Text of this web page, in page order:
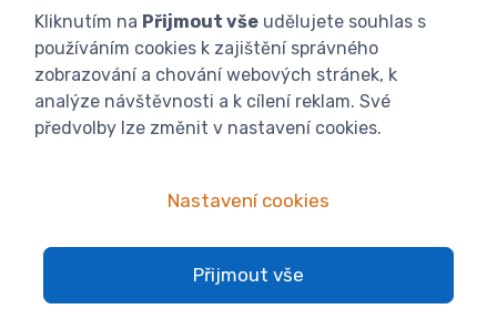
fanoušky: Včelařské potřeby - www.ivcelarstvi.cz
Kliknutím na Přijmout vše udělujete souhlas s
používáním cookies k zajištění správného
zobrazování a chování webových stránek, k
analýze návštěvnosti a k cílení reklam. Své
předvolby lze změnit v nastavení cookies.
Nastavení cookies
Přijmout vše